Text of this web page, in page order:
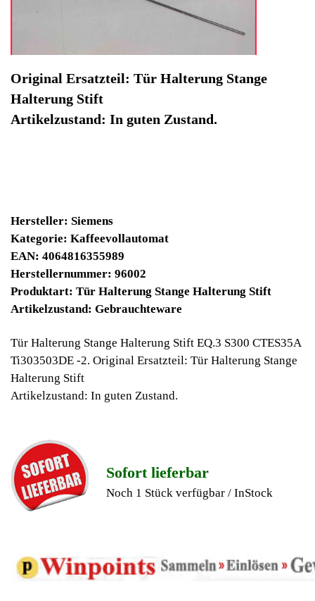
Tür Halterung Stange Halterung Stift EQ.3 S300 CTES35A
Ti303503DE -2. Original Ersatzteil: Tür Halterung Stange
Sofort lieferbar
Noch 1 Stück verfügbar / InStock
Winpoints JACKPOT liegt bei:
Jetzt kaufen
Ab 10€ Warenwert ist die Lieferung